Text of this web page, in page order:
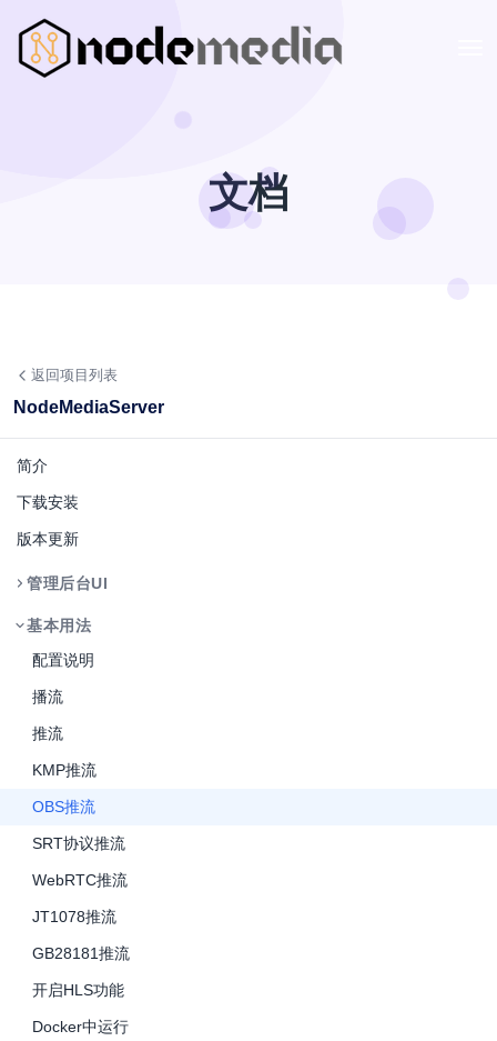
文档
返回项目列表
NodeMediaServer
简介
下载安装
版本更新
管理后台UI
基本用法
配置说明
播流
推流
KMP推流
OBS推流
SRT协议推流
WebRTC推流
JT1078推流
GB28181推流
开启HLS功能
Docker中运行